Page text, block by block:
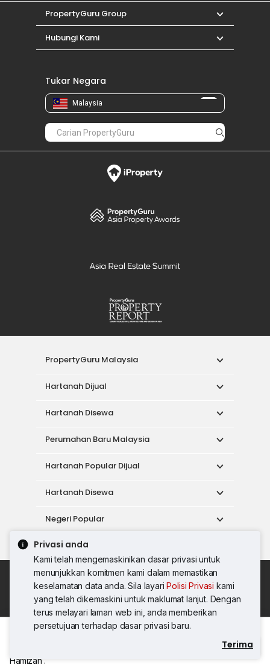
Privasi anda
Kami telah mengemaskinikan dasar privasi untuk
menunjukkan komitmen kami dalam memastikan
keselamatan data anda. Sila layariPolisi Privasi kami
yang telah dikemaskini untuk maklumat lanjut. Dengan
terus melayari laman web ini, anda memberikan
persetujuan terhadap dasar privasi baru.
Terima
Hamizah .
Hubungi Agen
PropertyGuru Group
Hubungi Kami
Tukar Negara
Malaysia
PropertyGuru Malaysia
Hartanah Dijual
Hartanah Disewa
Perumahan Baru Malaysia
Hartanah Popular Dijual
Hartanah Disewa
Negeri Popular
Alat
Dasar Penggunaan
Syarat Perkhidmatan
Dasar Privasi
Syarat Pembelian
© 2026 PropertyGuru International (Malaysia)
Sdn. Bhd.